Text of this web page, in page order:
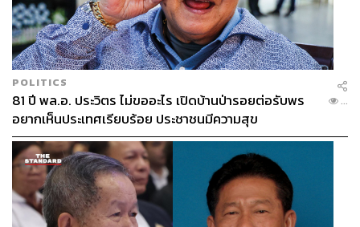
POLITICS
81 ปี พล.อ. ประวิตร ไม่ขออะไร เปิดบ้านป่ารอยต่อรับพร
อยากเห็นประเทศเรียบร้อย ประชาชนมีความสุข
...